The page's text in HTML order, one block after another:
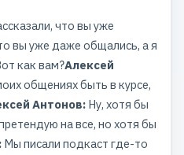
что вы уже
вы уже даже общались, а я
как вам?Алексей
общениях быть в курсе,
Антонов: Ну, хотя бы
на все, но хотя бы
Мы писали подкаст где-то